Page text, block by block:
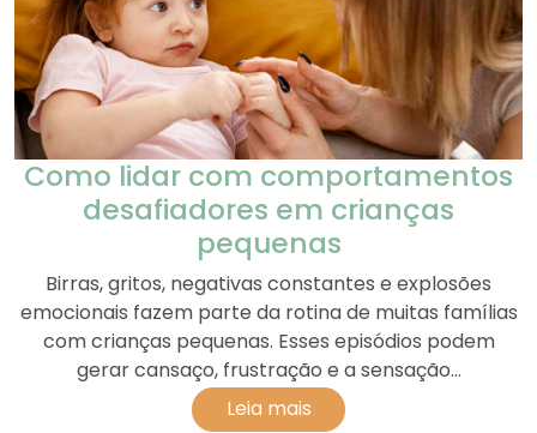
Como lidar com comportamentos
desafiadores em crianças
pequenas
Birras, gritos, negativas constantes e explosões
emocionais fazem parte da rotina de muitas famílias
com crianças pequenas. Esses episódios podem
gerar cansaço, frustração e a sensação...
Leia mais